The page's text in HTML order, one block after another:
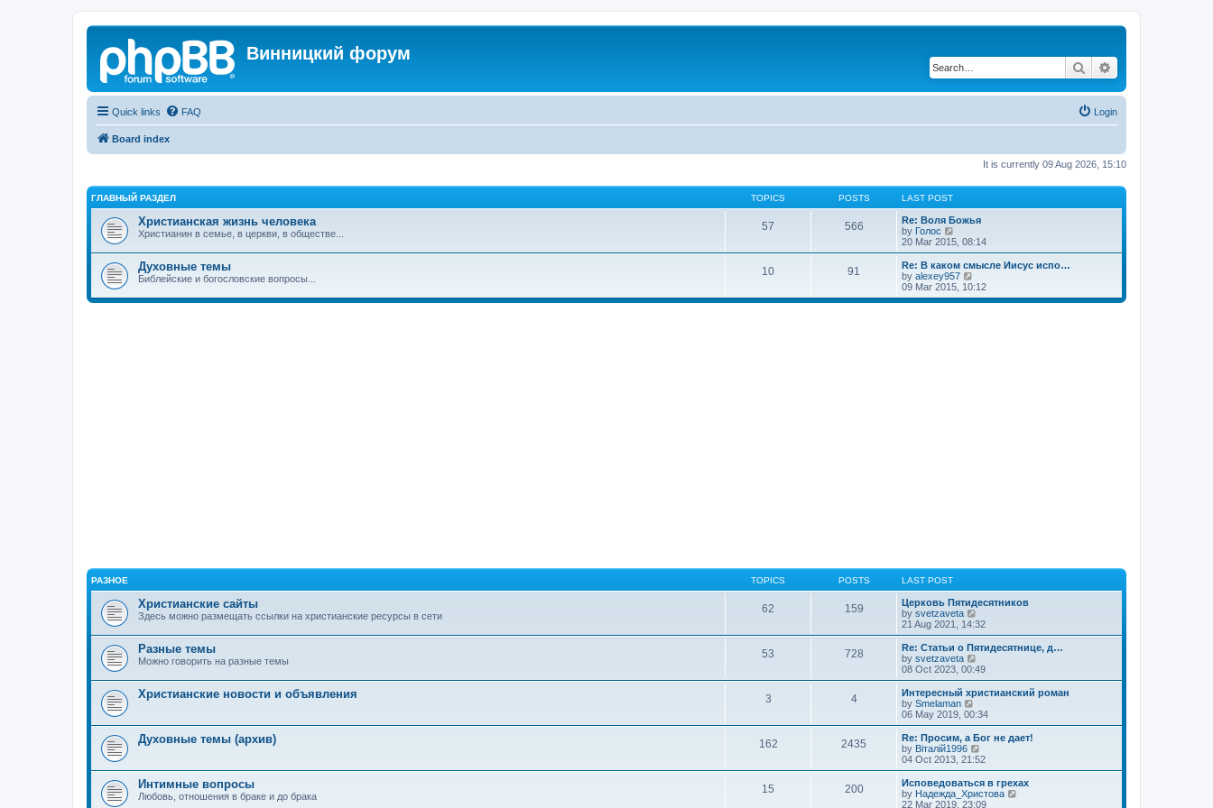
Винницкий форум
Search
Quick links FAQ Login
Board index
It is currently 09 Aug 2026, 15:10
ГЛАВНЫЙ РАЗДЕЛ TOPICS POSTS LAST POST
Христианская жизнь человека
Христианин в семье, в церкви, в обществе...
57 566
Re: Воля Божья
by Голос
i
e
w
t
h
e
l
20 Mar 2015, 08:14
Духовные темы
Библейские и богословские вопросы...
10 91
Re: В каком смысле Иисус испо…
by alexey957
i
e
09 Mar 2015, 10:12
РАЗНОЕ TOPICS POSTS LAST POST
Христианские сайты
Здесь можно размещать ссылки на христианские ресурсы в сети
62 159
Церковь Пятидесятников
by svetzaveta
i
e
w
h
a
t
e
t
p
o
s
t
21 Aug 2021, 14:32
Разные темы
Можно говорить на разные темы
53 728
Re: Статьи о Пятидесятнице, д…
by svetzaveta
i
e
w
h
l
a
t
e
t
p
08 Oct 2023, 00:49
Христианские новости и объявления 3 4
Интересный христианский роман
by Smelaman
i
e
w
t
h
a
t
06 May 2019, 00:34
Духовные темы (архив) 162 2435
Re: Просим, а Бог не дает!
by Віталій1996
i
e
w
t
h
04 Oct 2013, 21:52
Интимные вопросы
Любовь, отношения в браке и до брака
15 200
Исповедоваться в грехах
by Надежда_Христова
22 Mar 2019, 23:09